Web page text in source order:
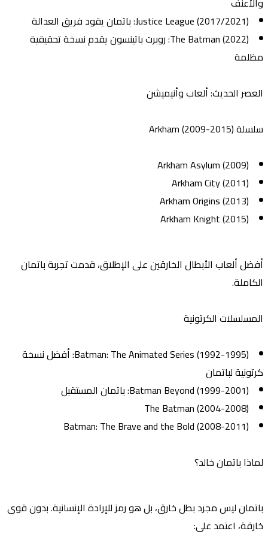
Justice League (2017/2021): باتمان يقود فريق العدالة
The Batman (2022): روبرت باتينسون يقدم نسخة تحقيقية
مظلمة
العصر الحديث: ألعاب وأنيميشن
سلسلة Arkham (2009-2015)
Arkham Asylum (2009)
Arkham City (2011)
Arkham Origins (2013)
Arkham Knight (2015)
أفضل ألعاب الأبطال الخارقين على الإطلاق، قدمت تجربة باتمان
الكاملة.
المسلسلات الكرتونية
Batman: The Animated Series (1992-1995): أفضل نسخة
كرتونية لباتمان
Batman Beyond (1999-2001): باتمان المستقبل
The Batman (2004-2008)
Batman: The Brave and the Bold (2008-2011)
لماذا باتمان خالد؟
باتمان ليس مجرد بطل خارق، بل هو رمز للإرادة الإنسانية. بدون قوى
خارقة، اعتمد على: